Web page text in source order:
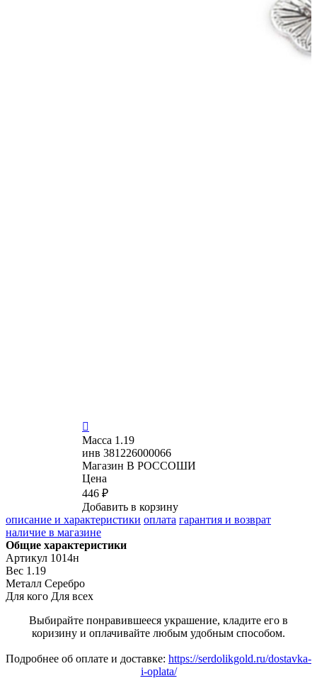

Масса 1.19
инв 381226000066
Магазин В РОССОШИ
Цена
446 ₽
Добавить в корзину
описание и характеристики оплата гарантия и возврат
наличие в магазине
Общие характеристики
Артикул 1014н
Вес 1.19
Металл Серебро
Для кого Для всех
Выбирайте понравившееся украшение, кладите его в
коризину и оплачивайте любым удобным способом.
Подробнее об оплате и доставке: https://serdolikgold.ru/dostavka-
i-oplata/